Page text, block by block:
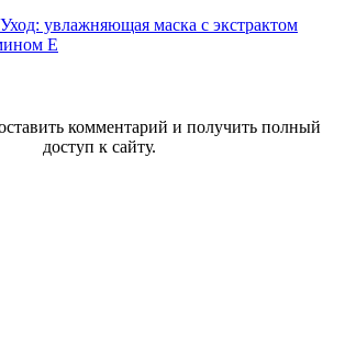
увлажняющая маска с экстрактом
Е
комментарий и получить полный
доступ к сайту.